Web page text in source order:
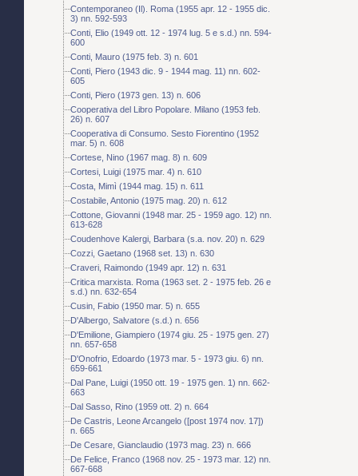
Contemporaneo (Il). Roma (1955 apr. 12 - 1955 dic.
3) nn. 592-593
Conti, Elio (1949 ott. 12 - 1974 lug. 5 e s.d.) nn. 594-
600
Conti, Mauro (1975 feb. 3) n. 601
Conti, Piero (1943 dic. 9 - 1944 mag. 11) nn. 602-
605
Conti, Piero (1973 gen. 13) n. 606
Cooperativa del Libro Popolare. Milano (1953 feb.
26) n. 607
Cooperativa di Consumo. Sesto Fiorentino (1952
mar. 5) n. 608
Cortese, Nino (1967 mag. 8) n. 609
Cortesi, Luigi (1975 mar. 4) n. 610
Costa, Mimì (1944 mag. 15) n. 611
Costabile, Antonio (1975 mag. 20) n. 612
Cottone, Giovanni (1948 mar. 25 - 1959 ago. 12) nn.
613-628
Coudenhove Kalergi, Barbara (s.a. nov. 20) n. 629
Cozzi, Gaetano (1968 set. 13) n. 630
Craveri, Raimondo (1949 apr. 12) n. 631
Critica marxista. Roma (1963 set. 2 - 1975 feb. 26 e
s.d.) nn. 632-654
Cusin, Fabio (1950 mar. 5) n. 655
D'Albergo, Salvatore (s.d.) n. 656
D'Emilione, Giampiero (1974 giu. 25 - 1975 gen. 27)
nn. 657-658
D'Onofrio, Edoardo (1973 mar. 5 - 1973 giu. 6) nn.
659-661
Dal Pane, Luigi (1950 ott. 19 - 1975 gen. 1) nn. 662-
663
Dal Sasso, Rino (1959 ott. 2) n. 664
De Castris, Leone Arcangelo ([post 1974 nov. 17])
n. 665
De Cesare, Gianclaudio (1973 mag. 23) n. 666
De Felice, Franco (1968 nov. 25 - 1973 mar. 12) nn.
667-668